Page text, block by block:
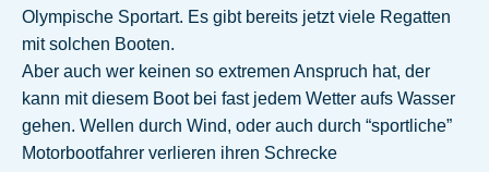
Olympische Sportart. Es gibt bereits jetzt viele Regatten
mit solchen Booten.
Aber auch wer keinen so extremen Anspruch hat, der
kann mit diesem Boot bei fast jedem Wetter aufs Wasser
gehen. Wellen durch Wind, oder auch durch “sportliche”
Motorbootfahrer verlieren ihren Schrecke